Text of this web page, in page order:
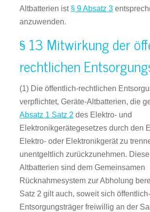
Altbatterien ist § 9 Absatz 3
anzuwenden.
§ 13 Mitwirkung der
rechtlichen
(1) Die öffentlich-rechtlichen
verpflichtet, Geräte-Altbatterien, die
Absatz 1 Satz 2 des Elektro- und
Elektronikgerätegesetzes durch den
Elektro- oder Elektronikgerät zu
unentgeltlich zurückzunehmen.
Altbatterien sind dem Gemeinsamen
Rücknahmesystem zur Abholung
Satz 2 gilt auch, soweit sich
Entsorgungsträger freiwillig an der